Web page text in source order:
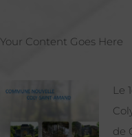
Your Content Goes Here
Le
de